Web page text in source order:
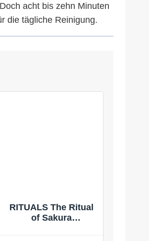
acht bis zehn Minuten
die tägliche Reinigung.
RITUALS The Ritual
of Sakura